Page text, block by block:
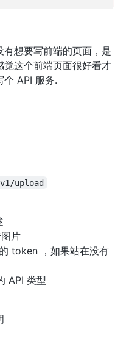
想要写前端的页面，是
这个前端页面很好看才
个 API 服务.
upload
片
token ，如果站在没有
API 类型